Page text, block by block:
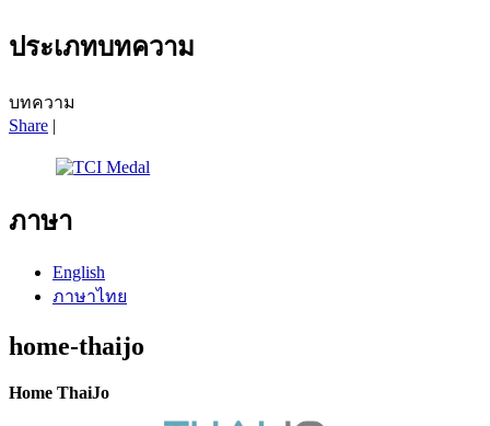
ประเภทบทความ
บทความ
Share |
ภาษา
English
ภาษาไทย
home-thaijo
Home ThaiJo